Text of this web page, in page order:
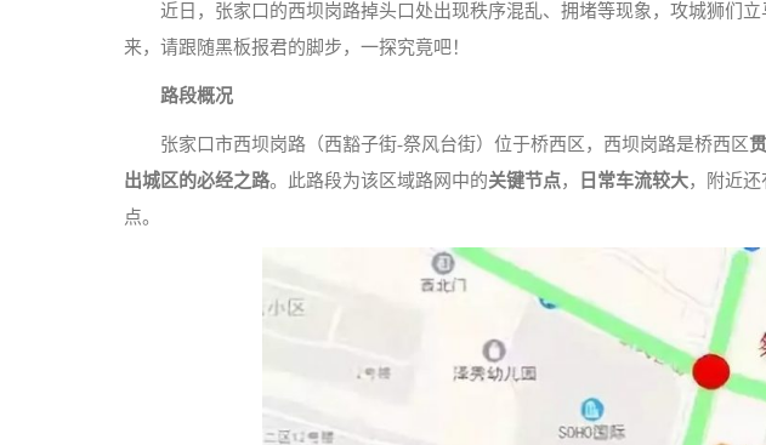
近日，张家口的西坝岗路掉头口处出现秩序混乱、拥堵等现象，攻城狮们
来，请跟随黑板报君的脚步，一探究竟吧！
路段概况
张家口市西坝岗路（西豁子街-祭风台街）位于桥西区，西坝岗路是桥西区
出城区的必经之路。此路段为该区域路网中的关键节点， 日常车流较大，附近
点。